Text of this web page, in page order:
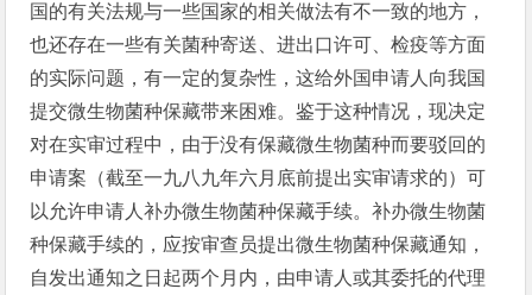
国的有关法规与一些国家的相关做法有不一致的地方，
也还存在一些有关菌种寄送、进出口许可、检疫等方面
的实际问题，有一定的复杂性，这给外国申请人向我国
提交微生物菌种保藏带来困难。鉴于这种情况，现决定
对在实审过程中，由于没有保藏微生物菌种而要驳回的
申请案（截至一九八九年六月底前提出实审请求的）可
以允许申请人补办微生物菌种保藏手续。补办微生物菌
种保藏手续的，应按审查员提出微生物菌种保藏通知，
自发出通知之日起两个月内，由申请人或其委托的代理